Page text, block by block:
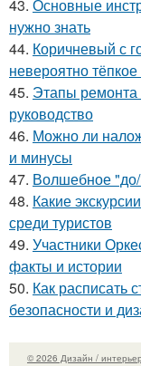
43. Основные
нужно знать
44. Коричневый с
невероятно
45. Этапы ремонта
руководство
46. Можно ли
и минусы
47. Волшебное "до/
48. Какие
среди туристов
49. Участники
факты и истории
50. Как расписать
безопасности и
© 2026 Дизайн /